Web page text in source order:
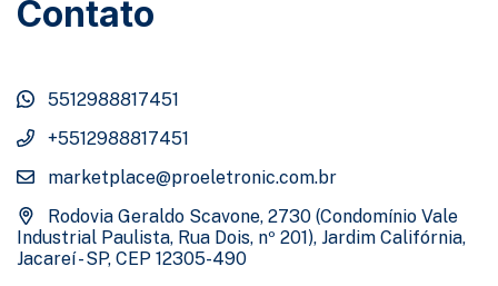
Contato
5512988817451
+5512988817451
marketplace@proeletronic.com.br
Rodovia Geraldo Scavone, 2730 (Condomínio Vale
Industrial Paulista, Rua Dois, nº 201), Jardim Califórnia,
Jacareí - SP, CEP 12305-490